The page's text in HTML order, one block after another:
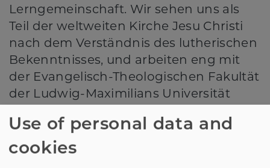
Lerngemeinschaft. Wir sehen uns als
Teil der weltweiten Kirche Jesu Christi
nach dem Verständnis des lutherischen
Bekenntnisses, und arbeiten eng mit
der Evangelisch-Theologischen Fakultät
der Ludwig-Maximilians Universität
Use of personal data and
cookies